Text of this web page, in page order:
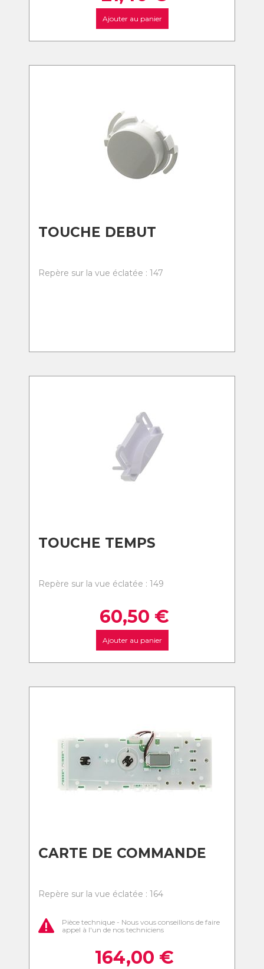
Ajouter au panier
TOUCHE DEBUT
Repère sur la vue éclatée : 147
TOUCHE TEMPS
Repère sur la vue éclatée : 149
60,50 €
Ajouter au panier
CARTE DE COMMANDE
Repère sur la vue éclatée : 164
Pièce technique - Nous vous conseillons de faire
appel à l'un de nos techniciens
164,00 €